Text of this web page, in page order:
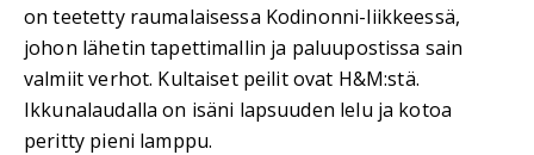
on teetetty raumalaisessa Kodinonni-liikkeessä,
johon lähetin tapettimallin ja paluupostissa sain
valmiit verhot. Kultaiset peilit ovat H&M:stä.
Ikkunalaudalla on isäni lapsuuden lelu ja kotoa
peritty pieni lamppu.